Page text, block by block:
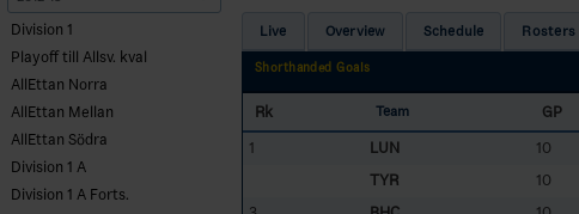
Division 1
Playoff till Allsv. kval
AllEttan Norra
AllEttan Mellan
AllEttan Södra
Division 1 A
Division 1 A Forts.
Live Overview Schedule Rosters
Shorthanded Goals
Rk Team GP
1
LUN 10
TYR
10